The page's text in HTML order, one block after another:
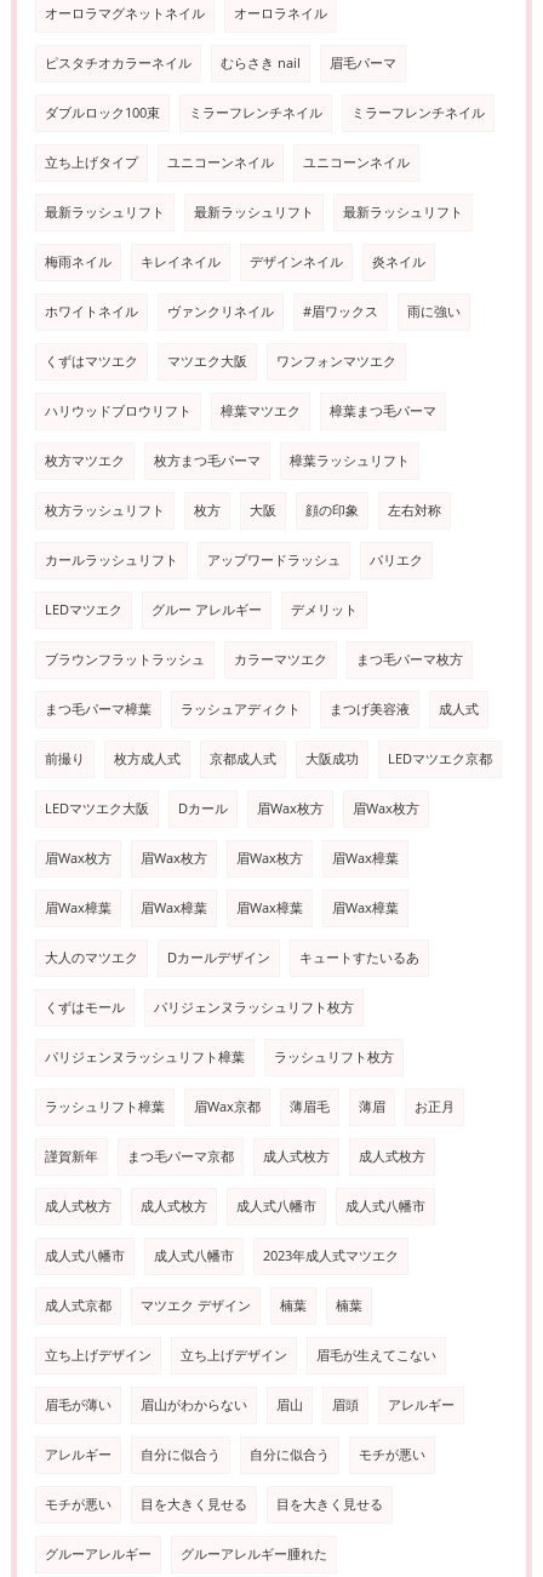
オーロラマグネットネイル オーロラネイル
ピスタチオカラーネイル むらさき nail 眉毛パーマ
ダブルロック100束 ミラーフレンチネイル ミラーフレンチネイル
立ち上げタイプ ユニコーンネイル ユニコーンネイル
最新ラッシュリフト 最新ラッシュリフト 最新ラッシュリフト
梅雨ネイル キレイネイル デザインネイル 炎ネイル
ホワイトネイル ヴァンクリネイル #眉ワックス 雨に強い
くずはマツエク マツエク大阪 ワンフォンマツエク
ハリウッドブロウリフト 樟葉マツエク 樟葉まつ毛パーマ
枚方マツエク 枚方まつ毛パーマ 樟葉ラッシュリフト
枚方ラッシュリフト 枚方 大阪 顔の印象 左右対称
カールラッシュリフト アップワードラッシュ パリエク
LEDマツエク グルー アレルギー デメリット
ブラウンフラットラッシュ カラーマツエク まつ毛パーマ枚方
まつ毛パーマ樟葉 ラッシュアディクト まつげ美容液 成人式
前撮り 枚方成人式 京都成人式 大阪成功 LEDマツエク京都
LEDマツエク大阪 Dカール 眉Wax枚方 眉Wax枚方
眉Wax枚方 眉Wax枚方 眉Wax枚方 眉Wax樟葉
眉Wax樟葉 眉Wax樟葉 眉Wax樟葉 眉Wax樟葉
大人のマツエク Dカールデザイン キュートすたいるあ
くずはモール パリジェンヌラッシュリフト枚方
パリジェンヌラッシュリフト樟葉 ラッシュリフト枚方
ラッシュリフト樟葉 眉Wax京都 薄眉毛 薄眉 お正月
謹賀新年 まつ毛パーマ京都 成人式枚方 成人式枚方
成人式枚方 成人式枚方 成人式八幡市 成人式八幡市
成人式八幡市 成人式八幡市 2023年成人式マツエク
成人式京都 マツエク デザイン 楠葉 楠葉
立ち上げデザイン 立ち上げデザイン 眉毛が生えてこない
眉毛が薄い 眉山がわからない 眉山 眉頭 アレルギー
アレルギー 自分に似合う 自分に似合う モチが悪い
モチが悪い 目を大きく見せる 目を大きく見せる
グルーアレルギー グルーアレルギー腫れた